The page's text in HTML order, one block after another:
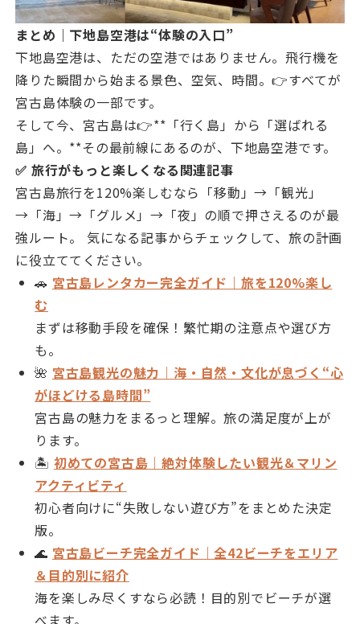
まとめ｜下地島空港は“体験の入口”
下地島空港は、ただの空港ではありません。飛行機を
降りた瞬間から始まる景色、空気、時間。👉すべてが
宮古島体験の一部です。
そして今、宮古島は👉**「行く島」から「選ばれる
島」へ。**その最前線にあるのが、下地島空港です。
✅ 旅行がもっと楽しくなる関連記事
宮古島旅行を120%楽しむなら「移動」→「観光」
→「海」→「グルメ」→「夜」の順で押さえるのが最
強ルート。 気になる記事からチェックして、旅の計画
に役立ててください。
🚗 宮古島レンタカー完全ガイド｜旅を120%楽し
む
まずは移動手段を確保！繁忙期の注意点や選び方
も。
🌺 宮古島観光の魅力｜海・自然・文化が息づく“心
がほどける島時間”
宮古島の魅力をまるっと理解。旅の満足度が上が
ります。
🏝 初めての宮古島｜絶対体験したい観光＆マリン
アクティビティ
初心者向けに“失敗しない遊び方”をまとめた決定
版。
🌊 宮古島ビーチ完全ガイド｜全42ビーチをエリア
＆目的別に紹介
海を楽しみ尽くすなら必読！目的別でビーチが選
べます。